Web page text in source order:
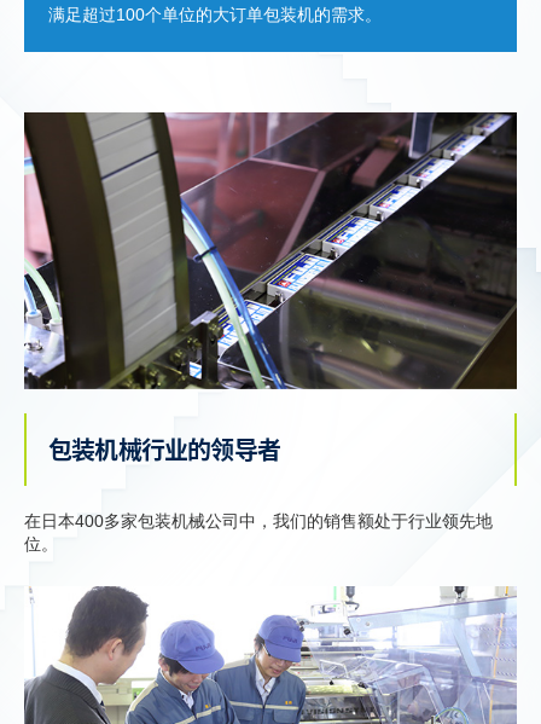
满足超过100个单位的大订单包装机的需求。
包装机械行业的领导者
在日本400多家包装机械公司中，我们的销售额处于行业领先地
位。